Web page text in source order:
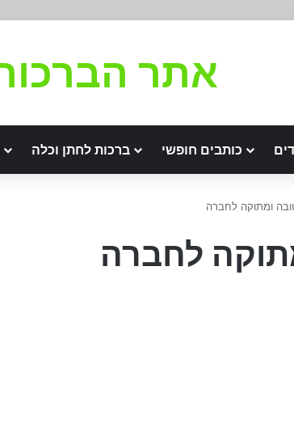
אתר
כותבים חופשי ברכות לחתן וכלה
ומתוקה לחברה
לחברה